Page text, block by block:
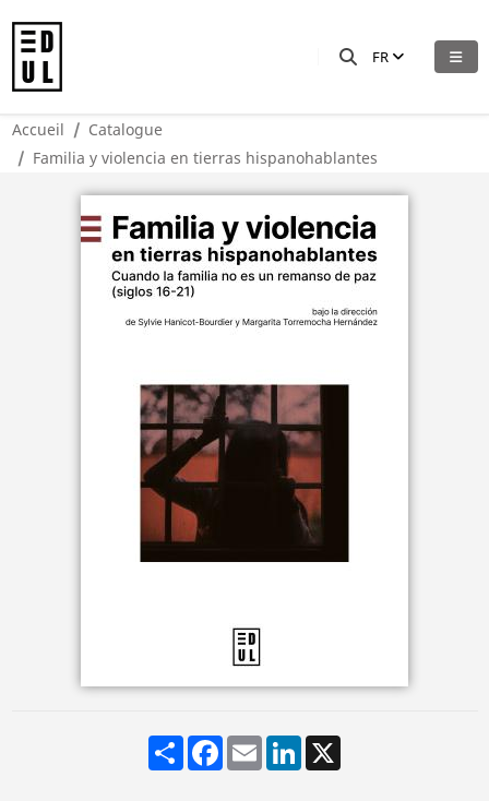
FR
Accueil
Catalogue
Familia y violencia en tierras hispanohablantes
Share Facebook
Email LinkedIn